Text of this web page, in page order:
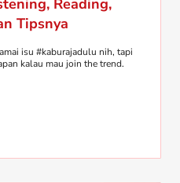
Reading,
Tipsnya
isu #kaburajadulu nih, tapi
kalau mau join the trend.